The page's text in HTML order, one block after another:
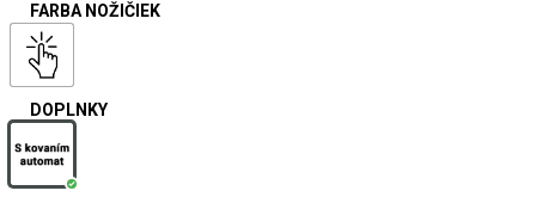
FARBA NOŽIČIEK
DOPLNKY